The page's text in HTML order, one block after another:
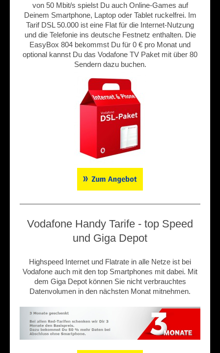
von 50 Mbit/s spielst Du auch Online-Games auf
Deinem Smartphone, Laptop oder Tablet ruckelfrei. Im
Tarif DSL 50.000 ist eine Flat für die Internet-Nutzung
und die Telefonie ins deutsche Festnetz enthalten. Die
EasyBox 804 bekommst Du für 0 € pro Monat und
optional kannst Du das Vodafone TV Paket mit über 80
Sendern dazu buchen.
Vodafone Handy Tarife - top Speed
und Giga Depot
Highspeed Internet und Flatrate in alle Netze ist bei
Vodafone auch mit den top Smartphones mit dabei. Mit
dem Giga Depot können Sie nicht verbrauchtes
Datenvolumen in den nächsten Monat mitnehmen.